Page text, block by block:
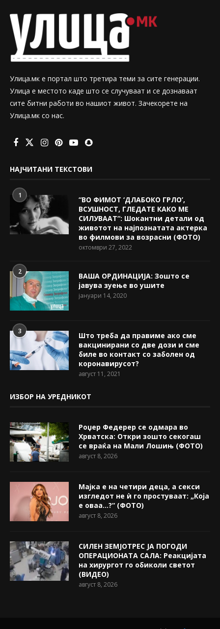
Улица.мк е портал што третира теми за сите генерации.
Улица е местото каде што се случуваат и се дознаваат
сите битни работи во нашиот живот. Зачекорете на
Улица.мк со нас.
НАЈЧИТАНИ ТЕКСТОВИ
1
“ВО ФИМОТ ‘ДЛАБОКО ГРЛО’,
ВСУШНОСТ, ГЛЕДАТЕ КАКО МЕ
СИЛУВААТ“: Шокантни детали од
животот на најпознатата актерка
во филмови за возрасни (ФОТО)
октомври 27, 2022
2
ВАША ОРДИНАЦИЈА: Зошто се
јавува зуење во ушите
јануари 14, 2020
3
Што треба да правиме ако сме
вакцинирани со две дози и сме
биле во контакт со заболен од
коронавирусот?
август 11, 2021
ИЗБОР НА УРЕДНИКОТ
Роџер Федерер се одмара во
Хрватска: Откри зошто секогаш
се враќа на Мали Лошињ (ФОТО)
август 8, 2026
Мајка е на четири деца, а секси
изгледот не ѝ го простуваат: „Која
е оваа…?“ (ФОТО)
август 8, 2026
СИЛЕН ЗЕМЈОТРЕС ЈА ПОГОДИ
ОПЕРАЦИОНАТА САЛА: Реакцијата
на хирургот го обиколи светот
(ВИДЕО)
август 8, 2026